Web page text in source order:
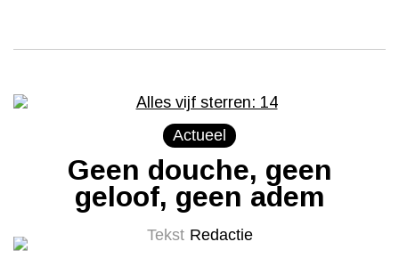
Actueel
Geen douche, geen
geloof, geen adem
Tekst Redactie